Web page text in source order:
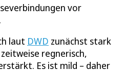
vor
laut DWD zunächst stark
regnerisch,
Es ist mild – daher